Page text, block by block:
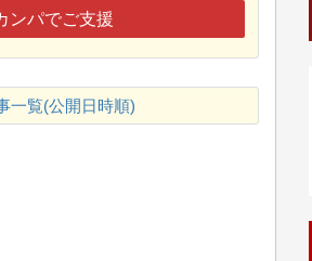
ンパでご支援
一覧(公開日時順)